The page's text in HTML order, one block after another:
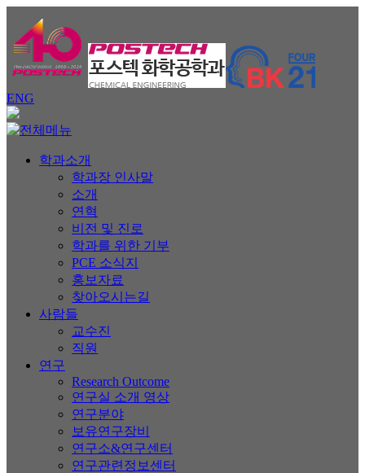
ENG
학과소개
학과장 인사말
소개
연혁
비전 및 진로
학과를 위한 기부
PCE 소식지
홍보자료
찾아오시는길
사람들
교수진
직원
연구
Research Outcome
연구실 소개 영상
연구분야
보유연구장비
연구소&연구센터
연구관련정보센터